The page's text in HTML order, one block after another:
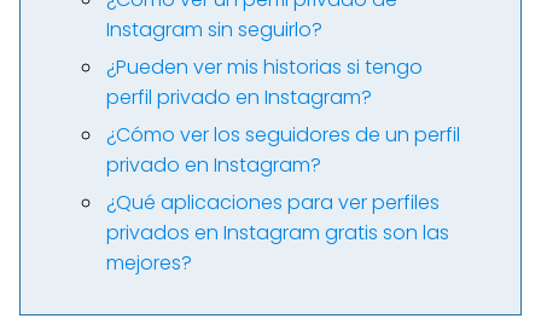
Instagram sin seguirlo?
¿Pueden ver mis historias si tengo
perfil privado en Instagram?
¿Cómo ver los seguidores de un perfil
privado en Instagram?
¿Qué aplicaciones para ver perfiles
privados en Instagram gratis son las
mejores?